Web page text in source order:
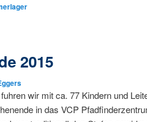
2015
wir mit ca. 77 Kindern und
in das VCP